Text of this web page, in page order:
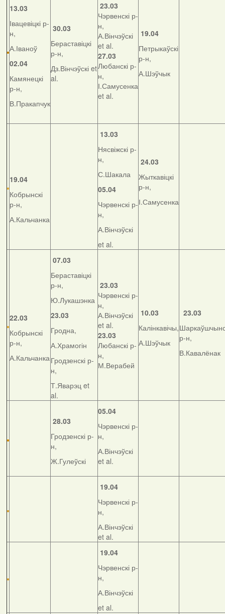
13.03
Івацевіцкі р-
н,
А.Іваноў
02.04
Камянецкі
р-н,
В.Пракапчук
30.03
Бераставіцкі
р-н,
Дз.Вінчэўскі et
al.
23.03
Чэрвенскі р-
н,
А.Вінчэўскі
et al.
27.03
Любанскі р-
н,
І.Самусенка
et al.
19.04
Петрыкаўскі
р-н,
А.Шэўчык
19.04
Кобрынскі
р-н,
А.Кальчанка
13.03
Нясвіжскі р-
н,
С.Шакала
05.04
Чэрвенскі р-
н,
А.Вінчэўскі
et al.
24.03
Жыткавіцкі
р-н,
І.Самусенка
22.03
Кобрынскі
р-н,
А.Кальчанка
07.03
Бераставіцкі
р-н,
Ю.Лукашэнка
23.03
Гродна,
А.Храмогін
Гродзенскі р-
н,
Т.Яварэц et
al.
23.03
Чэрвенскі р-
н,
А.Вінчэўскі
et al.
23.03
Любанскі р-
н,
М.Верабей
10.03
Калінкавічы,
А.Шэўчык
23.03
р-н,
В.Кавалёнак
28.03
Гродзенскі р-
н,
Ж.Гулеўскі
05.04
Чэрвенскі р-
н,
А.Вінчэўскі
et al.
19.04
Чэрвенскі р-
н,
А.Вінчэўскі
et al.
19.04
Чэрвенскі р-
н,
А.Вінчэўскі
et al.